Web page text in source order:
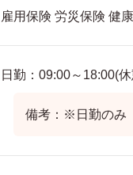
雇用保険 労災保険 健
日勤：09:00～18:00(
備考：※日勤のみ